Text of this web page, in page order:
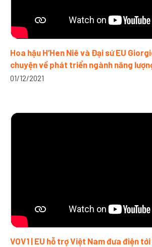
Hoa hậu H’Hen Niê và Đại sứ EU
chuyện về phát triển ngành năng
01/12/2021
VOV1 | EU hỗ trợ Việt Nam đưa điện